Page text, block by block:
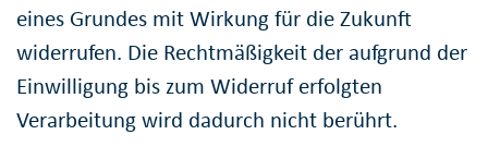
eines Grundes mit Wirkung für die Zukunft
widerrufen. Die Rechtmäßigkeit der aufgrund der
Einwilligung bis zum Widerruf erfolgten
Verarbeitung wird dadurch nicht berührt.